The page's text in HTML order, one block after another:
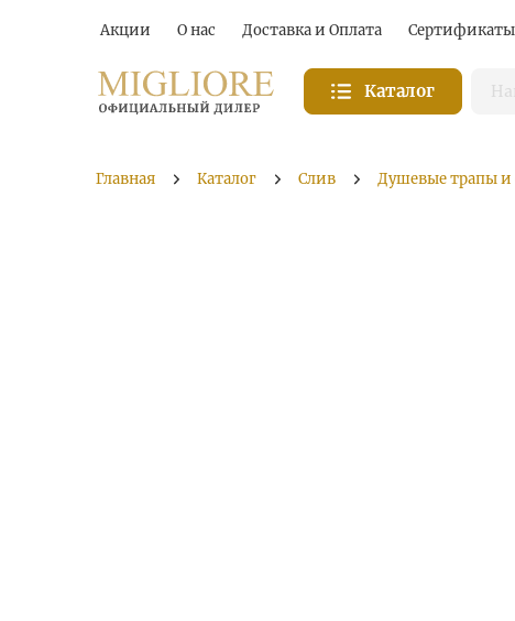
Акции О нас Доставка и Оплата Сертификаты
Каталог
Главная Каталог Слив Душевые трапы и